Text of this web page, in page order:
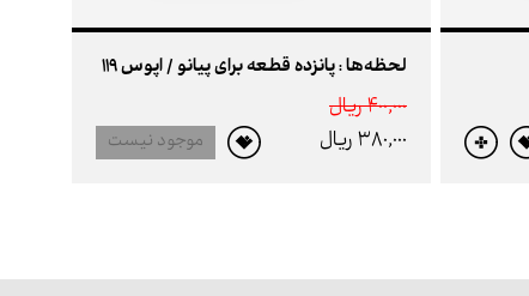
لحظه‌ها : پانزده قطعه برای پیانو / اپوس 119
400,000 ريال
380,000 ريال
موجود نیست